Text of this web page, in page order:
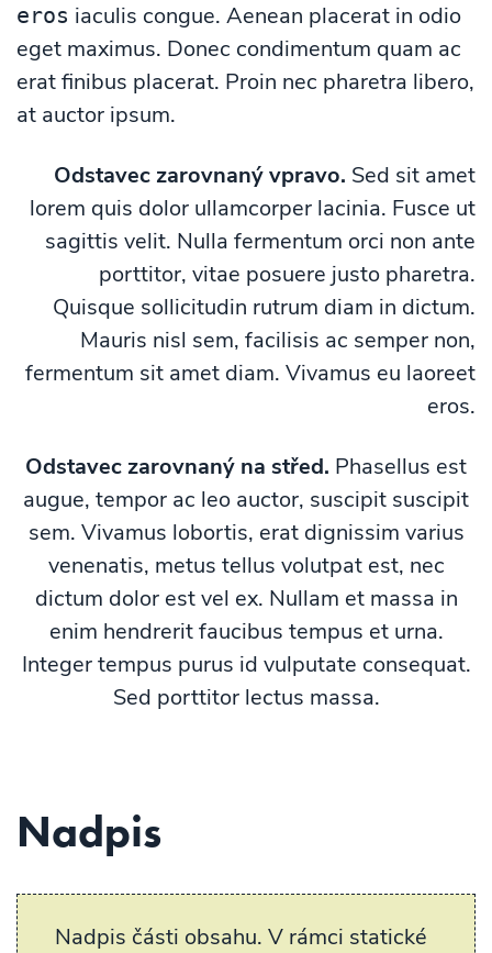
eros iaculis congue. Aenean placerat in odio
eget maximus. Donec condimentum quam ac
erat finibus placerat. Proin nec pharetra libero,
at auctor ipsum.
Odstavec zarovnaný vpravo. Sed sit amet
lorem quis dolor ullamcorper lacinia. Fusce ut
sagittis velit. Nulla fermentum orci non ante
porttitor, vitae posuere justo pharetra.
Quisque sollicitudin rutrum diam in dictum.
Mauris nisl sem, facilisis ac semper non,
fermentum sit amet diam. Vivamus eu laoreet
eros.
Odstavec zarovnaný na střed. Phasellus est
augue, tempor ac leo auctor, suscipit suscipit
sem. Vivamus lobortis, erat dignissim varius
venenatis, metus tellus volutpat est, nec
dictum dolor est vel ex. Nullam et massa in
enim hendrerit faucibus tempus et urna.
Integer tempus purus id vulputate consequat.
Sed porttitor lectus massa.
Nadpis
Nadpis části obsahu. V rámci statické